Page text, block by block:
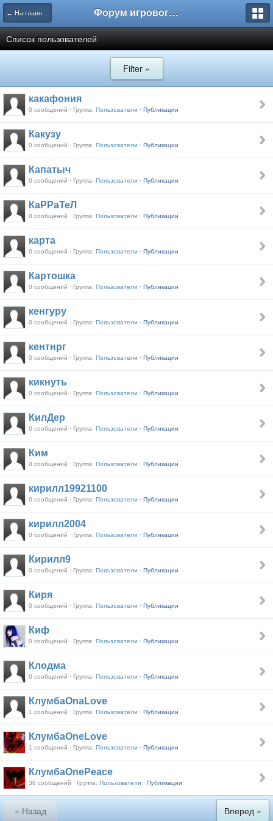
← На главную Форум игрового проекта Riverrise
Список пользователей
Filter »
какафония
0 сообщений · Группа: Пользователи · Публикации
Какузу
0 сообщений · Группа: Пользователи · Публикации
Капатыч
0 сообщений · Группа: Пользователи · Публикации
КаРРаТеЛ
0 сообщений · Группа: Пользователи · Публикации
карта
0 сообщений · Группа: Пользователи · Публикации
Картошка
0 сообщений · Группа: Пользователи · Публикации
кенгуру
0 сообщений · Группа: Пользователи · Публикации
кентнрг
0 сообщений · Группа: Пользователи · Публикации
кикнуть
0 сообщений · Группа: Пользователи · Публикации
КилДер
0 сообщений · Группа: Пользователи · Публикации
Ким
0 сообщений · Группа: Пользователи · Публикации
кирилл19921100
0 сообщений · Группа: Пользователи · Публикации
кирилл2004
0 сообщений · Группа: Пользователи · Публикации
Кирилл9
0 сообщений · Группа: Пользователи · Публикации
Киря
0 сообщений · Группа: Пользователи · Публикации
Киф
0 сообщений · Группа: Пользователи · Публикации
Клодма
0 сообщений · Группа: Пользователи · Публикации
КлумбаOnaLove
1 сообщений · Группа: Пользователи · Публикации
КлумбаOneLove
1 сообщений · Группа: Пользователи · Публикации
КлумбаOnePeace
36 сообщений · Группа: Пользователи · Публикации
« Назад Вперед »